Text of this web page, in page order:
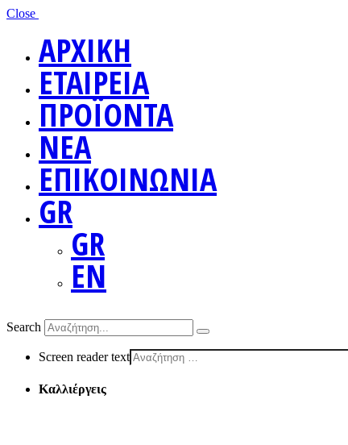
Close
ΑΡΧΙΚΗ
ΕΤΑΙΡΕΙΑ
ΠΡΟΪΟΝΤΑ
ΝΕΑ
ΕΠΙΚΟΙΝΩΝΙΑ
GR
GR
EN
Search
Screen reader text
Καλλιέργεις